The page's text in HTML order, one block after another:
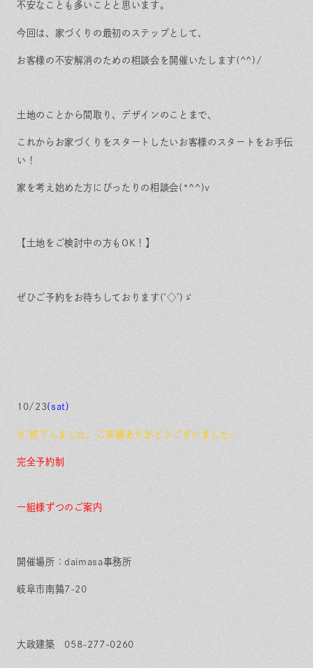
不安なことも多いことと思います。
今回は、家づくりの最初のステップとして、
お客様の不安解消のための相談会を開催いたします(^^)/
土地のことから間取り、デザインのことまで、
これからお家づくりをスタートしたいお客様のスタートをお手伝
い！
家を考え始めた方にぴったりの相談会(*^^)v
【土地をご検討中の方もOK！】
ぜひご予約をお待ちしております(‘◇’)ゞ
10/23(sat)
※ 終了しました。ご来場ありがとうございました。
完全予約制
一組様ずつのご案内
開催場所：daimasa事務所
岐阜市南鶉7-20
大政建築058-277-0260